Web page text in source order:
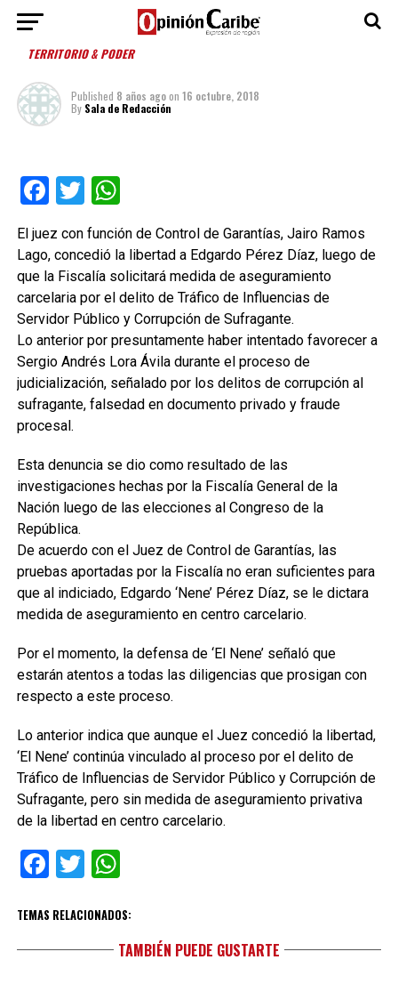
TERRITORIO & PODER
Published 8 años agoon 16 octubre, 2018
By Sala de Redacción
Facebook
TwitterWhatsApp
El juez con función de Control de Garantías, Jairo Ramos
Lago, concedió la libertad a Edgardo Pérez Díaz, luego de
que la Fiscalía solicitará medida de aseguramiento
carcelaria por el delito de Tráfico de Influencias de
Servidor Público y Corrupción de Sufragante.
Lo anterior por presuntamente haber intentado favorecer a
Sergio Andrés Lora Ávila durante el proceso de
judicialización, señalado por los delitos de corrupción al
sufragante, falsedad en documento privado y fraude
procesal.
Esta denuncia se dio como resultado de las
investigaciones hechas por la Fiscalía General de la
Nación luego de las elecciones al Congreso de la
República.
De acuerdo con el Juez de Control de Garantías, las
pruebas aportadas por la Fiscalía no eran suficientes para
que al indiciado, Edgardo ‘Nene’ Pérez Díaz, se le dictara
medida de aseguramiento en centro carcelario.
Por el momento, la defensa de ‘El Nene’ señaló que
estarán atentos a todas las diligencias que prosigan con
respecto a este proceso.
Lo anterior indica que aunque el Juez concedió la libertad,
‘El Nene’ continúa vinculado al proceso por el delito de
Tráfico de Influencias de Servidor Público y Corrupción de
Sufragante, pero sin medida de aseguramiento privativa
de la libertad en centro carcelario.
Facebook
TwitterWhatsApp
TEMAS RELACIONADOS:
TAMBIÉN PUEDE GUSTARTE